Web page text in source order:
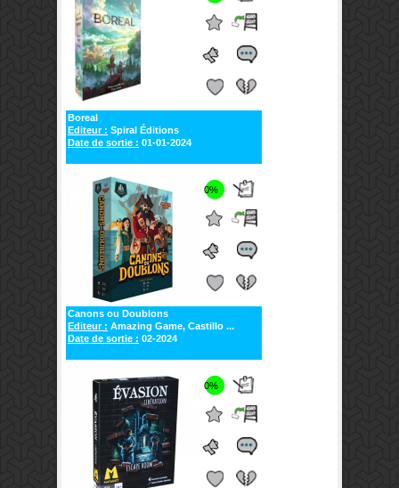
Boreal
Editeur : Spiral Éditions
Date de sortie : 01-01-2024
0%
Canons ou Doublons
Editeur : Amazing Game, Castillo ...
Date de sortie : 02-2024
0%